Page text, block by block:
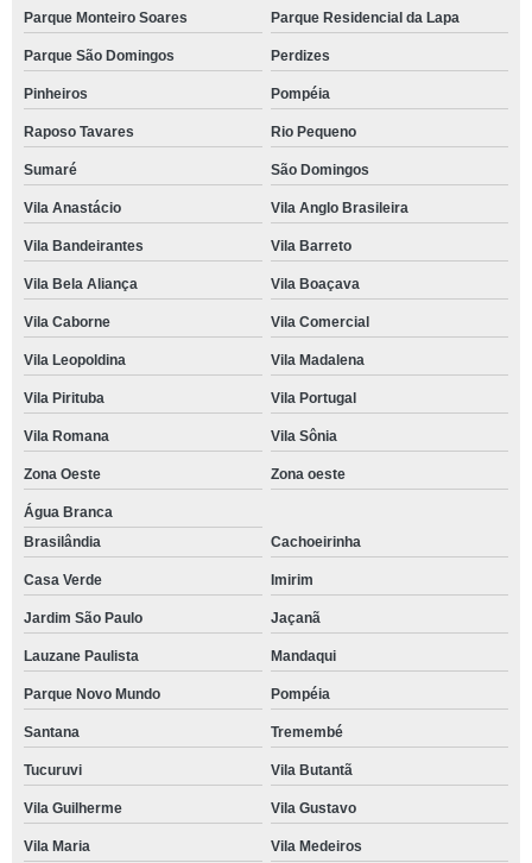
Parque Monteiro Soares Parque Residencial da Lapa
Parque São Domingos Perdizes
Pinheiros Pompéia
Raposo Tavares Rio Pequeno
Sumaré São Domingos
Vila Anastácio Vila Anglo Brasileira
Vila Bandeirantes Vila Barreto
Vila Bela Aliança Vila Boaçava
Vila Caborne Vila Comercial
Vila Leopoldina Vila Madalena
Vila Pirituba Vila Portugal
Vila Romana Vila Sônia
Zona Oeste Zona oeste
Água Branca
Brasilândia
Cachoeirinha
Casa Verde Imirim
Jardim São Paulo Jaçanã
Lauzane Paulista Mandaqui
Parque Novo Mundo Pompéia
Santana Tremembé
Tucuruvi Vila Butantã
Vila Guilherme Vila Gustavo
Vila Maria Vila Medeiros